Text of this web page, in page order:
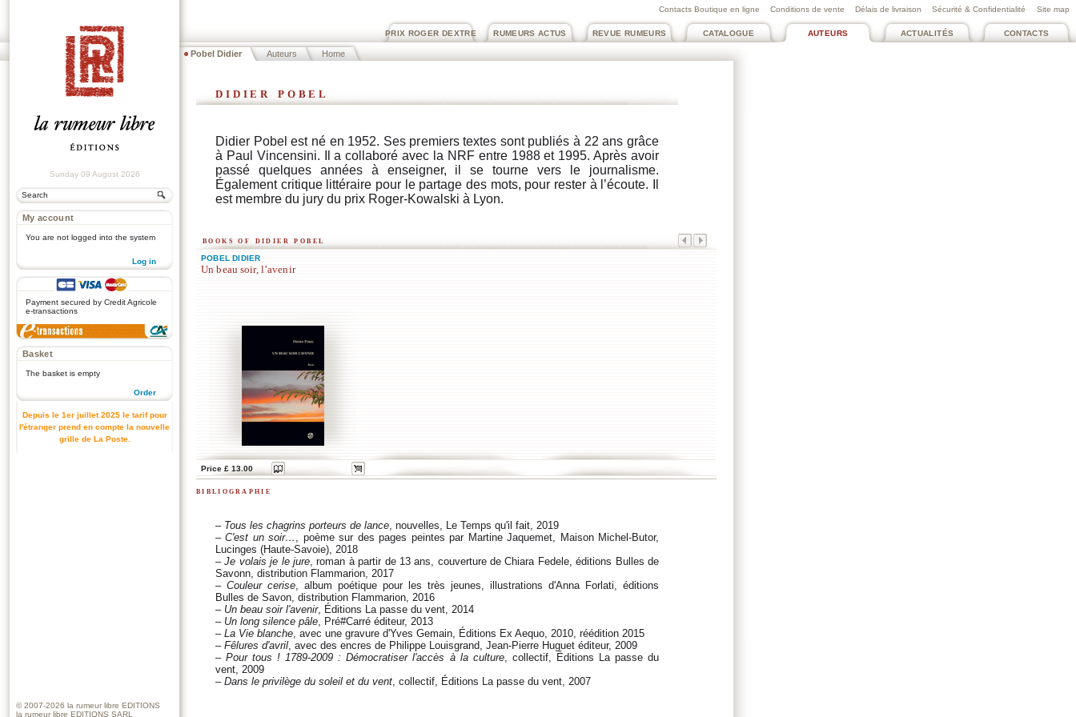
Site map
Contacts Boutique en ligne Conditions de vente Délais de livraison Sécurité & Confidentialité
CONTACTS
ACTUALITÉS
AUTEURS
CATALOGUE
REVUE RUMEURS
RUMEURS ACTUS
PRIX ROGER DEXTRE
Pobel Didier Auteurs Home
Sunday 09 August 2026
My account
You are not logged into the system
Log in
Payment secured by Credit Agricole
e-transactions
Basket
The basket is empty
Order
Depuis le 1er juillet 2025 le tarif pour
l'étranger prend en compte la nouvelle
grille de La Poste.
didier pobel
Didier Pobel est né en 1952. Ses premiers textes sont publiés à 22 ans grâce
à Paul Vincensini. Il a collaboré avec la NRF entre 1988 et 1995. Après avoir
passé quelques années à enseigner, il se tourne vers le journalisme.
Également critique littéraire pour le partage des mots, pour rester à l’écoute. Il
est membre du jury du prix Roger-Kowalski à Lyon.
books of didier pobel
POBEL DIDIER
Un beau soir, l’avenir
Price £ 13.00
bibliographie
– Tous les chagrins porteurs de lance, nouvelles, Le Temps qu'il fait, 2019
–C'est un soir… , poème sur des pages peintes par Martine Jaquemet, Maison Michel-Butor,
Lucinges (Haute-Savoie), 2018
–Je volais je le jure, roman à partir de 13 ans, couverture de Chiara Fedele, éditions Bulles de
Savonn, distribution Flammarion, 2017
– Couleur cerise, album poétique pour les très jeunes, illustrations d'Anna Forlati, éditions
Bulles de Savon, distribution Flammarion, 2016
– Un beau soir l'avenir, Éditions La passe du vent, 2014
– Un long silence pâle, Pré#Carré éditeur, 2013
– La Vie blanche, avec une gravure d'Yves Gemain, Éditions Ex Aequo, 2010, réédition 2015
– Fêlures d'avril, avec des encres de Philippe Louisgrand, Jean-Pierre Huguet éditeur, 2009
–Pour tous ! 1789-2009 : Démocratiser l'accès à la culture, collectif, Éditions La passe du
vent, 2009
– Dans le privilège du soleil et du vent, collectif, Éditions La passe du vent, 2007
© 2007-2026 la rumeur libre EDITIONS
la rumeur libre EDITIONS SARL